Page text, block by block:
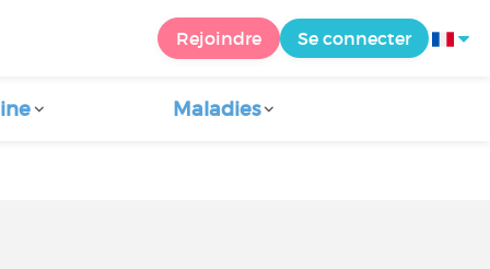
Rejoindre Se connecter
Maladies